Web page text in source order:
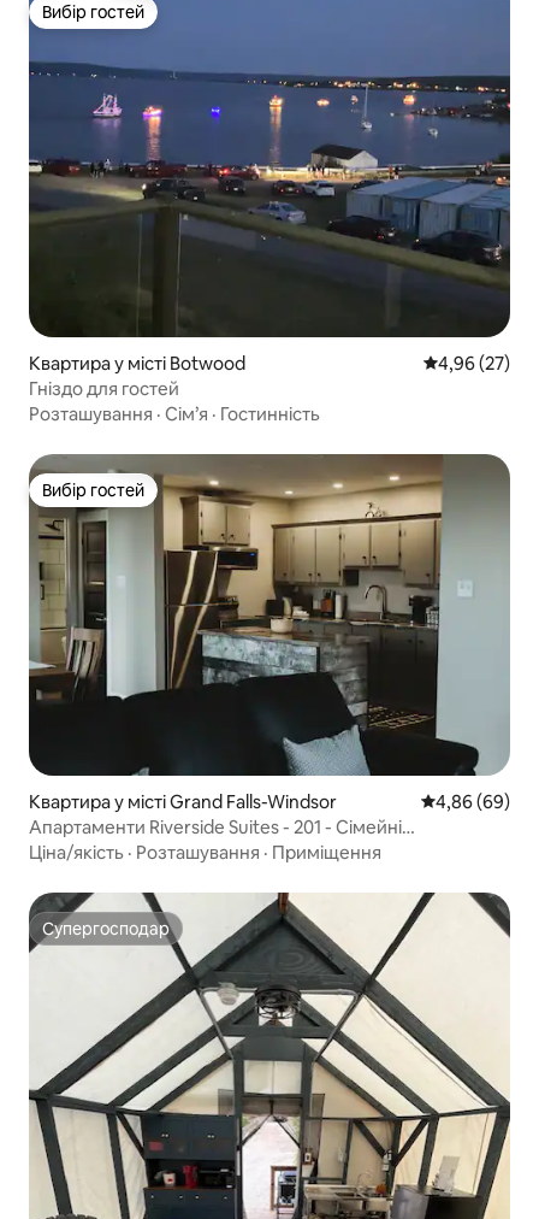
Вибір гостей
Вибір гостей
Квартира у місті Botwood Середня
4,96 (27)
Гніздо для гостей
Розташування · Сім’я · Гостинність
Вибір гостей
Вибір гостей
Квартира у місті Grand Falls-Windsor Середня
4,86 (69)
Апартаменти Riverside Suites - 201 - Сімейні
апартаменти
Ціна/якість · Розташування · Приміщення
Супергосподар
Супергосподар